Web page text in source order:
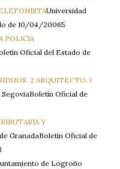
Universidad
de 10/04/20065
POLICIA
Oficial del Estado de
2 ARQUITECTO. 1
SegoviaBoletín Oficial de
Y
GranadaBoletín Oficial de
de Logroño